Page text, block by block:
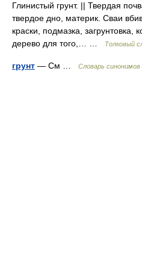
Глинистый грунт. || Твердая
твердое дно, материк. Сваи
краски, подмазка, загрунтовка,
дерево для того,… …
Толковый
грунт — См … Словарь синонимов